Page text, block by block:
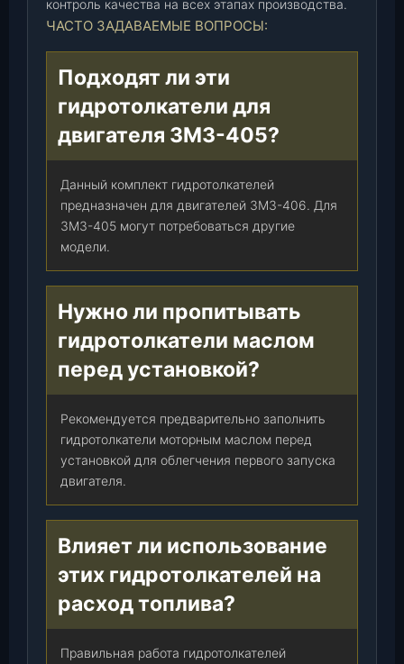
-
т
.
контроль качества на всех этапах производства.
ЧАСТО ЗАДАВАЕМЫЕ ВОПРОСЫ:
Подходят ли эти
гидротолкатели для
двигателя ЗМЗ-405?
Данный комплект гидротолкателей
предназначен для двигателей ЗМЗ-406. Для
ЗМЗ-405 могут потребоваться другие
модели.
Нужно ли пропитывать
гидротолкатели маслом
перед установкой?
Рекомендуется предварительно заполнить
гидротолкатели моторным маслом перед
установкой для облегчения первого запуска
двигателя.
Влияет ли использование
этих гидротолкателей на
расход топлива?
Правильная работа гидротолкателей